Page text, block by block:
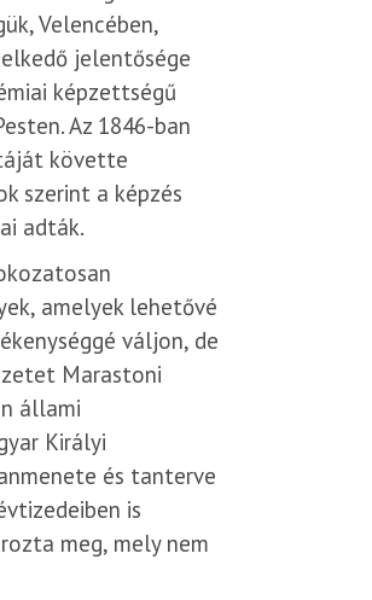
Velencében,
jelentősége
képzettségű
Az 1846-ban
követte
szerint a képzés
adták.
amelyek lehetővé
váljon, de
Marastoni
állami
Királyi
és tanterve
is
meg, mely nem